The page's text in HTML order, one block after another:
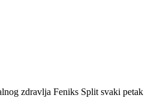
zdravlja Feniks Split svaki